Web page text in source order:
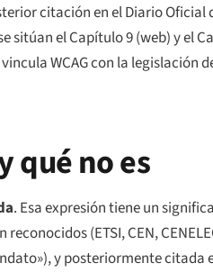
citación en elDiario Oficial
sitúan el Capítulo 9 (web) y el
WCAG con la
qué no es
. Esa expresión tiene un
(ETSI, CEN,
y posteriormente citada